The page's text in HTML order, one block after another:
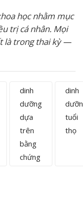
học nhằm mục
trị cá nhân. Mọi
là trong thai kỳ —
dinh
dưỡng
dựa
trên
bằng
chứng
dinh
tuổi
thọ